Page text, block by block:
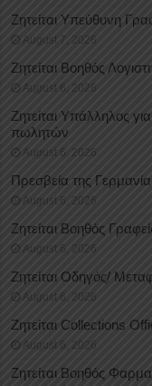
Ζητείται Υπεύθυνη
August 7, 2026
Ζητείται Βοηθός
August 6, 2026
Ζητείται Υπάλληλος
πωλητών
August 6, 2026
Πρεσβεία της
August 6, 2026
Ζητείται Βοηθός
August 6, 2026
Ζητείται Οδηγός/
August 6, 2026
Ζητείται Collections
August 6, 2026
Ζητείται Βοηθός